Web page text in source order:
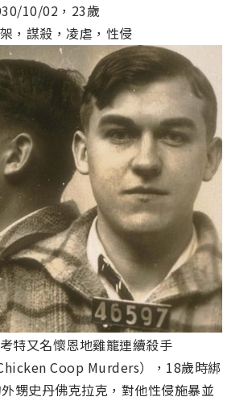
10/02，23歲
，謀殺，凌虐，性侵
又名懷恩地雞籠連續殺手
Coop Murders），18歲時綁
甥史丹佛克拉克，對他性侵施暴並